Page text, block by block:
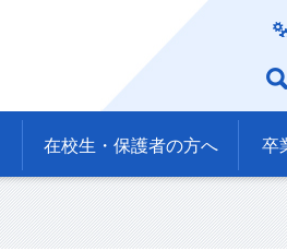
在校生・保護者の方へ 卒